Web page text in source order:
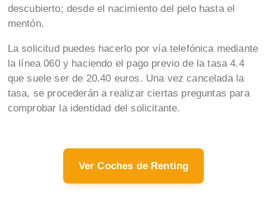
descubierto; desde el nacimiento del pelo hasta el
mentón.
La solicitud puedes hacerlo por vía telefónica mediante
la línea 060 y haciendo el pago previo de la tasa 4.4
que suele ser de 20.40 euros. Una vez cancelada la
tasa, se procederán a realizar ciertas preguntas para
comprobar la identidad del solicitante.
Ver Coches de Renting